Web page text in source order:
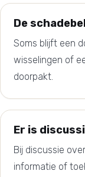
De
Soms blijft een
wisselingen of
doorpakt.
Er is
Bij discussie
informatie of